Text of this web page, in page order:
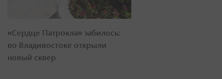
«Сердце Патрокла» забилось:
во Владивостоке открыли
новый сквер